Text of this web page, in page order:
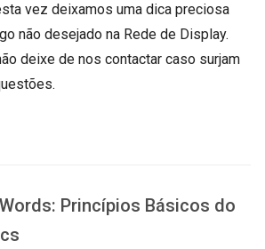
vez deixamos uma dica preciosa
não desejado na Rede de Display.
deixe de nos contactar caso surjam
Princípios Básicos do